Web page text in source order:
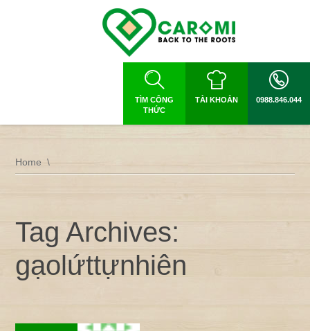
TÌM CÔNG
THỨC
TÀI KHOẢN 0988.846.044
Home
Tag Archives:
gạolứttựnhiên